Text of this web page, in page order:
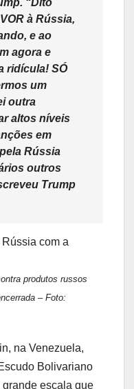
à Rússia,
e ao
agora e
ridícula! SÓ
um
outra
altos níveis
em
Rússia
outros
Trump
produtos russos
– Foto:
na Venezuela,
Bolivariano
grande escala que